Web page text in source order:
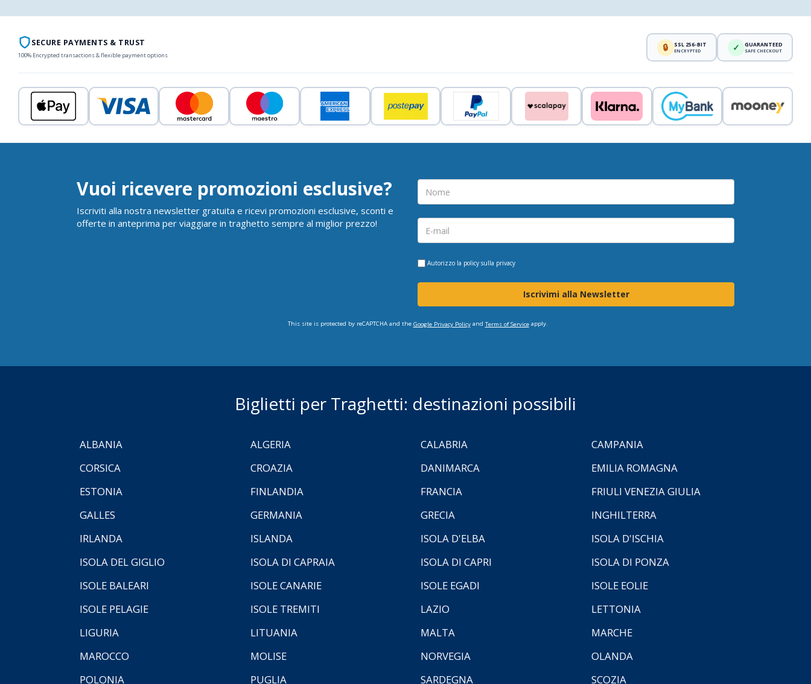
SECURE PAYMENTS & TRUST
100% Encrypted transactions & flexible payment options
🔒 SSL 256-BIT
ENCRYPTED ✓ GUARANTEED
SAFE CHECKOUT
Vuoi ricevere promozioni esclusive?
Iscriviti alla nostra newsletter gratuita e ricevi promozioni esclusive, sconti e
offerte in anteprima per viaggiare in traghetto sempre al miglior prezzo!
Autorizzo la policy sulla privacy
Iscrivimi alla Newsletter
This site is protected by reCAPTCHA and the Google Privacy Policyand Terms of Serviceapply.
Biglietti per Traghetti: destinazioni possibili
ALBANIA ALGERIA CALABRIA
CAMPANIA
CORSICA
CROAZIA DANIMARCA
EMILIA ROMAGNA
ESTONIA
FINLANDIA FRANCIA
FRIULI VENEZIA GIULIA
GALLES
GERMANIA GRECIA
INGHILTERRA
IRLANDA
ISLANDA ISOLA D'ELBA
ISOLA D'ISCHIA
ISOLA DEL GIGLIO
ISOLA DI CAPRAIA ISOLA DI CAPRI
ISOLA DI PONZA
ISOLE BALEARI
ISOLE CANARIE ISOLE EGADI
ISOLE EOLIE
ISOLE PELAGIE
ISOLE TREMITI LAZIO
LETTONIA
LIGURIA
LITUANIA MALTA
MARCHE
MAROCCO
MOLISE NORVEGIA
OLANDA
POLONIA
PUGLIA SARDEGNA SCOZIA